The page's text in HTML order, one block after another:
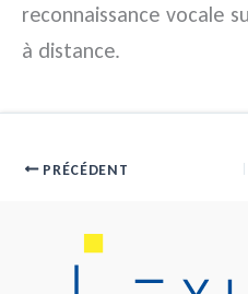
reconnaissance vocale
à distance.
PRÉCÉDENT